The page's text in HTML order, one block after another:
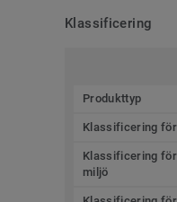
Klassificering
Produkttyp
Klassificering
Klassificering
miljö